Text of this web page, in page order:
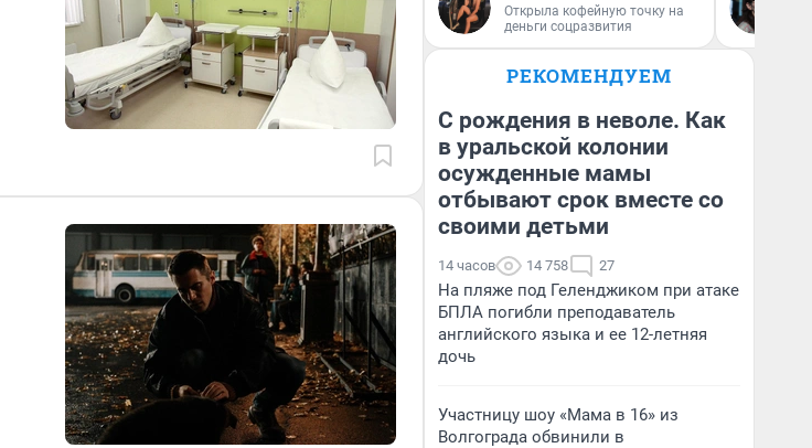
Открыла кофейную точку на
деньги соцразвития
РЕКОМЕНДУЕМ
С рождения в неволе. Как
в уральской колонии
осужденные мамы
отбывают срок вместе со
своими детьми
14 часов 14 758 27
На пляже под Геленджиком при атаке
БПЛА погибли преподаватель
английского языка и ее 12-летняя
дочь
Участницу шоу «Мама в 16» из
Волгограда обвинили в